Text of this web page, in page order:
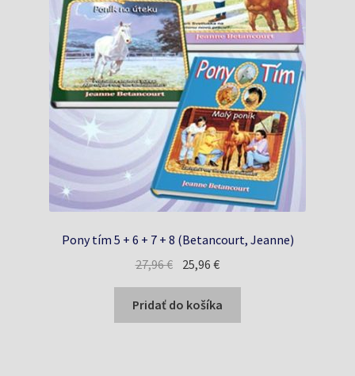
Pony tím 5 + 6 + 7 + 8 (Betancourt, Jeanne)
27,96€ Pôvodná
bola:
27,96 €.
25,96€Aktuálna
je:
25,96 €.
Pridať do košíka